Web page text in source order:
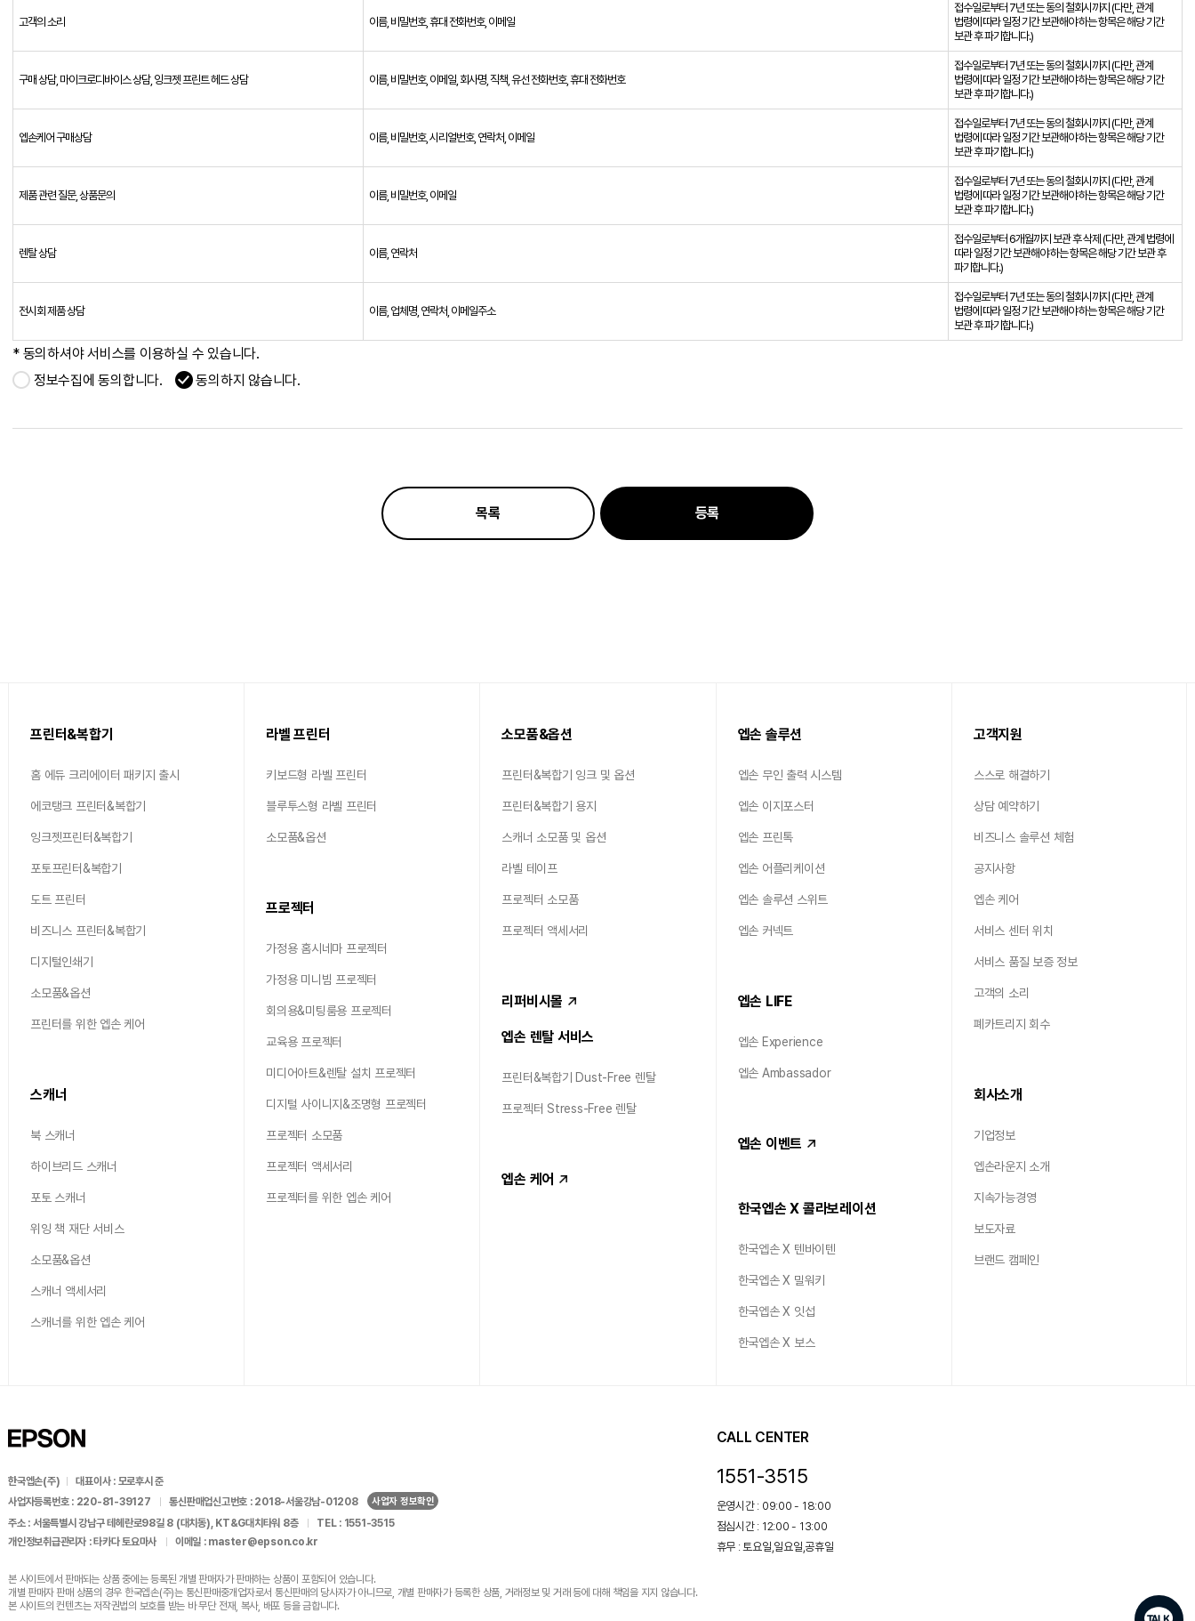
고객의 소리 이름, 비밀번호, 휴대 전화번호, 이메일
접수일로부터 7년 또는 동의 철회시까지 (다만, 관계
법령에 따라 일정 기간 보관해야 하는 항목은 해당 기간
보관 후 파기합니다.)
구매 상담, 마이크로디바이스 상담, 잉크젯 프린트 헤드 상담 이름, 비밀번호, 이메일, 회사명, 직책, 유선 전화번호, 휴대 전화번호
접수일로부터 7년 또는 동의 철회시까지 (다만, 관계
법령에 따라 일정 기간 보관해야 하는 항목은 해당 기간
보관 후 파기합니다.)
엡손케어 구매상담 이름, 비밀번호, 시리얼번호, 연락처, 이메일
접수일로부터 7년 또는 동의 철회시까지 (다만, 관계
법령에 따라 일정 기간 보관해야 하는 항목은 해당 기간
보관 후 파기합니다.)
제품 관련 질문, 상품문의 이름, 비밀번호, 이메일
접수일로부터 7년 또는 동의 철회시까지 (다만, 관계
법령에 따라 일정 기간 보관해야 하는 항목은 해당 기간
보관 후 파기합니다.)
렌탈 상담 이름, 연락처
접수일로부터 6개월까지 보관 후 삭제 (다만, 관계 법령에
따라 일정 기간 보관해야 하는 항목은 해당 기간 보관 후
파기합니다.)
전시회 제품 상담 이름, 업체명, 연락처, 이메일주소
접수일로부터 7년 또는 동의 철회시까지 (다만, 관계
법령에 따라 일정 기간 보관해야 하는 항목은 해당 기간
보관 후 파기합니다.)
* 동의하셔야 서비스를 이용하실 수 있습니다.
정보수집에 동의합니다.
동의하지 않습니다.
목록 등록
프린터&복합기
홈 에듀 크리에이터 패키지 출시
에코탱크 프린터&복합기
잉크젯프린터&복합기
포토프린터&복합기
도트 프린터
비즈니스 프린터&복합기
디지털인쇄기
소모품&옵션
프린터를 위한 엡손 케어
스캐너
북 스캐너
하이브리드 스캐너
포토 스캐너
위잉 책 재단 서비스
소모품&옵션
스캐너 액세서리
스캐너를 위한 엡손 케어
라벨 프린터
키보드형 라벨 프린터
블루투스형 라벨 프린터
소모품&옵션
프로젝터
가정용 홈시네마 프로젝터
가정용 미니빔 프로젝터
회의용&미팅룸용 프로젝터
교육용 프로젝터
미디어아트&렌탈 설치 프로젝터
디지털 사이니지&조명형 프로젝터
프로젝터 소모품
프로젝터 액세서리
프로젝터를 위한 엡손 케어
소모품&옵션
프린터&복합기 잉크 및 옵션
프린터&복합기 용지
스캐너 소모품 및 옵션
라벨 테이프
프로젝터 소모품
프로젝터 액세서리
리퍼비시몰
엡손 렌탈 서비스
프린터&복합기 Dust-Free 렌탈
프로젝터 Stress-Free 렌탈
엡손 케어
엡손 솔루션
엡손 무인 출력 시스템
엡손 이지포스터
엡손 프린톡
엡손 어플리케이션
엡손 솔루션 스위트
엡손 커넥트
엡손 LIFE
엡손 Experience
엡손 Ambassador
엡손 이벤트
한국엡손 X 콜라보레이션
한국엡손 X 텐바이텐
한국엡손 X 밀워키
한국엡손 X 잇섭
한국엡손 X 보스
고객지원
스스로 해결하기
상담 예약하기
비즈니스 솔루션 체험
공지사항
엡손 케어
서비스 센터 위치
서비스 품질 보증 정보
고객의 소리
폐카트리지 회수
회사소개
기업정보
엡손라운지 소개
지속가능경영
보도자료
브랜드 캠페인
한국엡손(주)
대표이사 : 모로후시 준
사업자등록번호 : 220-81-39127
통신판매업신고번호 : 2018-서울강남-01208 사업자 정보확인
주소 : 서울특별시 강남구 테헤란로98길 8 (대치동), KT&G대치타워 8층
TEL : 1551-3515
개인정보취급관리자 : 타카다 토요마사
이메일 : master@epson.co.kr
본 사이트에서 판매되는 상품 중에는 등록된 개별 판매자가판매하는 상품이 포함되어 있습니다.
개별 판매자 판매 상품의 경우 한국엡손(주)는 통신판매중개업자로서 통신판매의 당사자가 아니므로, 개별 판매자가 등록한 상품, 거래정보 및 거래 등에 대해 책임을 지지 않습니다.
본 사이트의 컨텐츠는 저작권법의 보호를 받는 바무단 전재, 복사, 배포 등을 금합니다.
CALL CENTER
1551-3515
운영시간 : 09:00 - 18:00
점심시간 : 12:00 - 13:00
휴무 : 토요일,일요일,공휴일